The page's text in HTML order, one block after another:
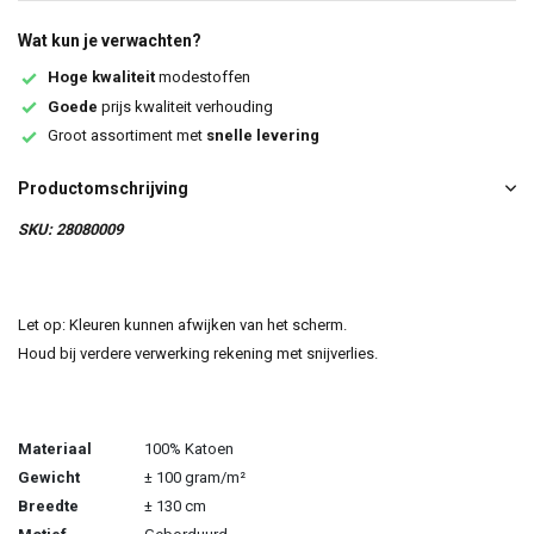
Wat kun je verwachten?
Hoge kwaliteit modestoffen
Goede prijs kwaliteit verhouding
Groot assortiment met snelle levering
Productomschrijving
SKU: 28080009
Let op: Kleuren kunnen afwijken van het scherm.
Houd bij verdere verwerking rekening met snijverlies.
Materiaal
100% Katoen
Gewicht
± 100 gram/m²
Breedte
± 130 cm